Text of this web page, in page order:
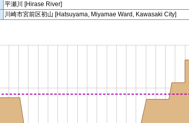
平瀬川 [Hirase River]
川崎市宮前区初山 [Hatsuyama, Miyamae Ward, Kawasaki City]